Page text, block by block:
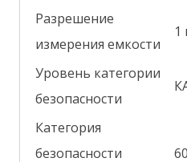
Разрешение
измерения емкости
1
Уровень категории
безопасности
Категория
безопасности